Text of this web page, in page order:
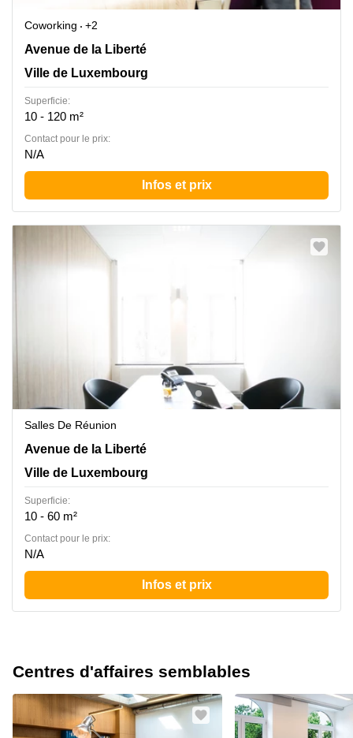
Coworking
+2
16a, avenue de la Liberté, Ville de Luxembourg
Avenue de la Liberté
Ville de Luxembourg
Superficie:
10 - 120 m²
Contact pour le prix:
N/A
Infos et prix
Salles De Réunion
16a, avenue de la Liberté, Ville de Luxembourg
Avenue de la Liberté
Ville de Luxembourg
Superficie:
10 - 60 m²
Contact pour le prix:
N/A
Infos et prix
Centres d'affaires semblables